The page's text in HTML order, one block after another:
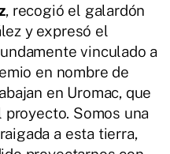
, recogió el galardón
y expresó el
vinculado a
en nombre de
en Uromac, que
Somos una
a esta tierra,